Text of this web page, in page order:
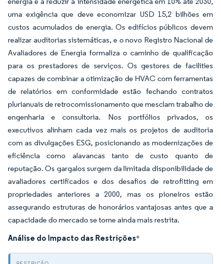
uma exigência que deve economizar USD 15,2 bilhões em
custos acumulados de energia. Os edifícios públicos devem
realizar auditorias sistemáticas, e o novo Registro Nacional de
Avaliadores de Energia formaliza o caminho de qualificação
para os prestadores de serviços. Os gestores de facilities
capazes de combinar a otimização de HVAC com ferramentas
de relatórios em conformidade estão fechando contratos
plurianuais de retrocomissionamento que mesclam trabalho de
engenharia e consultoria. Nos portfólios privados, os
executivos alinham cada vez mais os projetos de auditoria
com as divulgações ESG, posicionando as modernizações de
eficiência como alavancas tanto de custo quanto de
reputação. Os gargalos surgem da limitada disponibilidade de
avaliadores certificados e dos desafios de retrofitting em
propriedades anteriores a 2000, mas os pioneiros estão
assegurando estruturas de honorários vantajosas antes que a
capacidade do mercado se torne ainda mais restrita.
Análise do Impacto das Restrições*